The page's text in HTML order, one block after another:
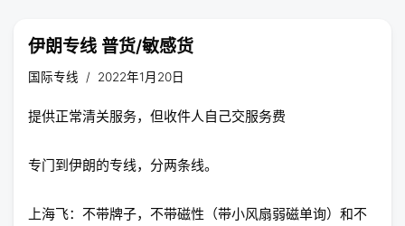
伊朗专线 普货/敏感货
国际专线 2022年1月20日
提供正常清关服务，但收件人自己交服务费
专门到伊朗的专线，分两条线。
上海飞：不带牌子，不带磁性（带小风扇弱磁单询）和不